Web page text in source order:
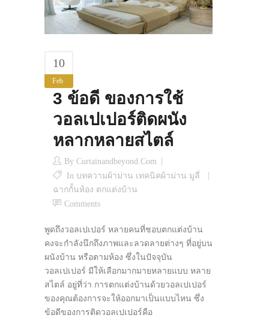
10
Feb
3 ข้อดี ของการใช้
วอลเปเปอร์ติดผนัง
หลากหลายสไตล์
By Curtainandbeyond.com
In บทความผ้าม่าน เทคนิคผ้าม่าน มูลี่
ฉากกั้นห้อง ตกแต่งบ้าน
Comments
พูดถึงวอลเปเปอร์ หลายคนที่ชอบตกแต่งบ้าน
คงจะกำลังนึกถึงภาพและลวดลายต่างๆ ที่อยู่บน
ผนังบ้าน หรือตามห้อง ซึ่งในปัจจุบัน
วอลเปเปอร์ มีให้เลือกมากมายหลายแบบ หลาย
สไตล์ อยู่ที่ว่า การตกแต่งบ้านด้วยวอลเปเปอร์
ของคุณต้องการจะให้ออกมาเป็นแบบไหน ซึ่ง
ข้อดีของการติดวอลเปเปอร์คือ